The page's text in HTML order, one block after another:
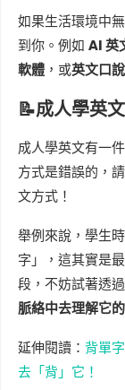
如果生活環境中
到你。例如 AI 英
軟體 ，或英文口
📝成人學英
成人學英文有一
方式是錯誤的，
文方式！
舉例來說，學生
字」，這其實是
段，不妨試著透
脈絡中去理解它
延伸閱讀： 背單
去「背」它！